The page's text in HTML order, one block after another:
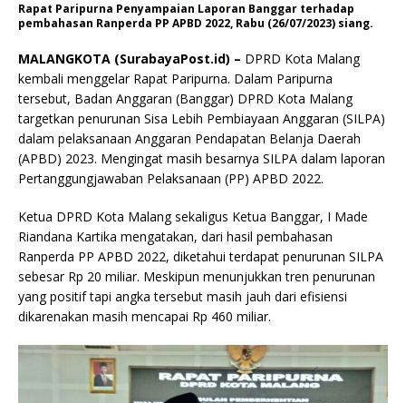
Rapat Paripurna Penyampaian Laporan Banggar terhadap
pembahasan Ranperda PP APBD 2022, Rabu (26/07/2023) siang.
MALANGKOTA (SurabayaPost.id) – DPRD Kota Malang
kembali menggelar Rapat Paripurna. Dalam Paripurna
tersebut, Badan Anggaran (Banggar) DPRD Kota Malang
targetkan penurunan Sisa Lebih Pembiayaan Anggaran (SILPA)
dalam pelaksanaan Anggaran Pendapatan Belanja Daerah
(APBD) 2023. Mengingat masih besarnya SILPA dalam laporan
Pertanggungjawaban Pelaksanaan (PP) APBD 2022.
Ketua DPRD Kota Malang sekaligus Ketua Banggar, I Made
Riandana Kartika mengatakan, dari hasil pembahasan
Ranperda PP APBD 2022, diketahui terdapat penurunan SILPA
sebesar Rp 20 miliar. Meskipun menunjukkan tren penurunan
yang positif tapi angka tersebut masih jauh dari efisiensi
dikarenakan masih mencapai Rp 460 miliar.